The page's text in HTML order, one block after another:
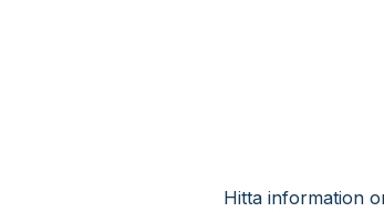
Hitta information